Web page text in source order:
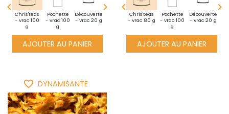

Chris'teas
- vrac 100
g
Pochette
- vrac 100
g
Découverte
- vrac 20 g
pochette -
Chris'teas
- vrac 100
Pochette
- vrac 100
Découverte
- vrac 20 g

AJOUTER AU PANIER

Pochette
- vrac 100
Découverte
- vrac 20 g
pochette -
Chris'teas
- vrac 80 g
Pochette
- vrac 100
g
Découverte
- vrac 20 g

AJOUTER AU PANIER
favorite_border DYNAMISANTE